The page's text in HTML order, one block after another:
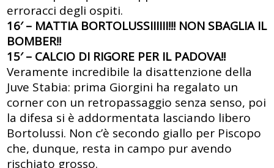
erroracci degli ospiti.
16′ – MATTIA BORTOLUSSIIIIII!!! NON SBAGLIA IL
BOMBER!!
15′ – CALCIO DI RIGORE PER IL PADOVA!!
Veramente incredibile la disattenzione della
Juve Stabia: prima Giorgini ha regalato un
corner con un retropassaggio senza senso, poi
la difesa si è addormentata lasciando libero
Bortolussi. Non c’è secondo giallo per Piscopo
che, dunque, resta in campo pur avendo
rischiato grosso.